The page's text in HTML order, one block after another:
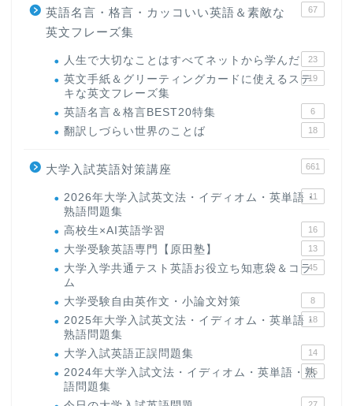
英語名言・格言・カッコいい英語＆素敵な
英文フレーズ集
67
人生で大切なことはすべてネットから学んだ 23
英文手紙＆グリーティングカードに使えるステ
キな英文フレーズ集
19
英語名言＆格言BEST20特集 6
翻訳しづらい世界のことば 18
大学入試英語対策講座 661
2026年大学入試英文法・イディオム・英単語・
熟語問題集
11
高校生×AI英語学習 16
大学受験英語専門【原田塾】 13
大学入学共通テスト英語お役立ち知恵袋＆コラ
ム
45
大学受験自由英作文・小論文対策 8
2025年大学入試英文法・イディオム・英単語・
熟語問題集
18
大学入試英語正誤問題集 14
2024年大学入試文法・イディオム・英単語・熟
語問題集
15